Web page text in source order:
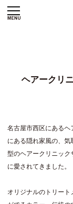
MENU
ヘアークリ
名古屋市西区にあるヘ
にある隠れ家風の、
型のヘアークリニック
に愛されてきました。
オリジナルのトリー